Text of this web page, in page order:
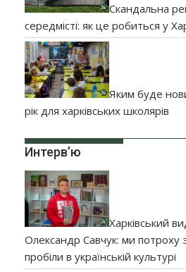
Скандальна
середмісті: як це робиться у
Яким буде
рік для харківських школярів
Интерв’ю
Харківський
Олександр Савчук: ми потроху
пробіли в українській культурі